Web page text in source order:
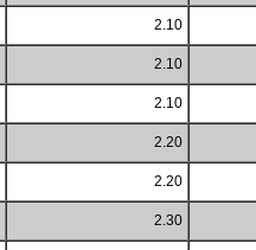
2.10
2.10
2.10
2.20
2.20
2.30